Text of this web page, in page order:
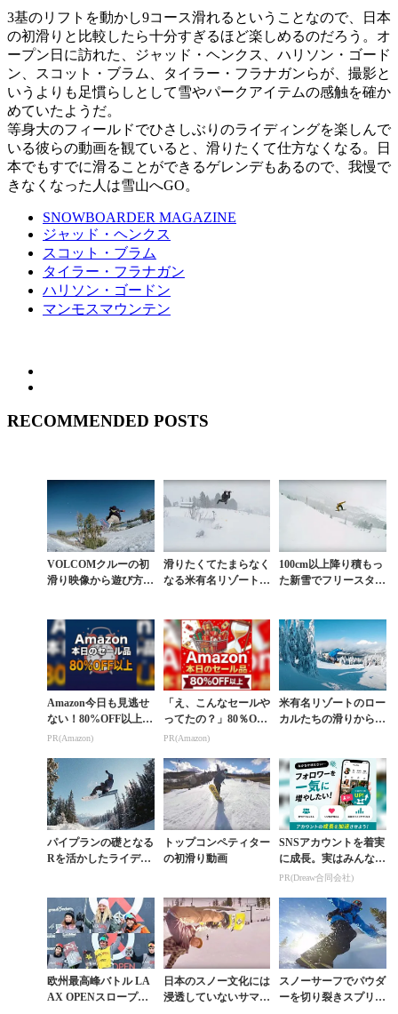
3基のリフトを動かし9コース滑れるということなので、日本
の初滑りと比較したら十分すぎるほど楽しめるのだろう。オ
ープン日に訪れた、ジャッド・ヘンクス、ハリソン・ゴード
ン、スコット・ブラム、タイラー・フラナガンらが、撮影と
いうよりも足慣らしとして雪やパークアイテムの感触を確か
めていたようだ。
等身大のフィールドでひさしぶりのライディングを楽しんで
いる彼らの動画を観ていると、滑りたくて仕方なくなる。日
本でもすでに滑ることができるゲレンデもあるので、我慢で
きなくなった人は雪山へGO。
SNOWBOARDER MAGAZINE
ジャッド・ヘンクス
スコット・ブラム
タイラー・フラナガン
ハリソン・ゴードン
マンモスマウンテン
RECOMMENDED POSTS
VOLCOMクルーの初
滑り映像から遊び方を
滑りたくてたまらなく
なる米有名リゾート・
100cm以上降り積もっ
た新雪でフリースタイ
Amazon今日も見逃せ
ない！80%OFF以上が
続々登場
PR(Amazon)
「え、こんなセールや
ってたの？」80％OFF
以上が続々登場！Am
PR(Amazon)
米有名リゾートのロー
カルたちの滑りから学
パイプランの礎となる
Rを活かしたライディ
トップコンペティター
の初滑り動画
SNSアカウントを着実
に成長。実はみんなコ
コ使ってます。
PR(Dreaw合同会社)
欧州最高峰バトル LA
AX OPENスロープは
日本のスノー文化には
浸透していないサマー
スノーサーフでパウダ
ーを切り裂きスプリッ